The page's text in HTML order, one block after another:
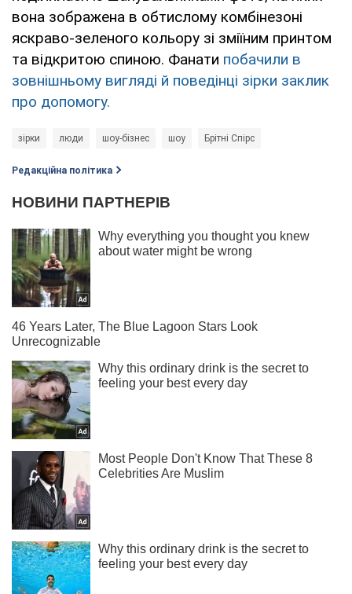
вона зображена в обтислому комбінезоні
яскраво-зеленого кольору зі зміїним принтом
та відкритою спиною. Фанати побачили в
зовнішньому вигляді й поведінці зірки заклик
про допомогу.
зірки люди шоу-бізнес шоу Брітні Спірс
Редакційна політика